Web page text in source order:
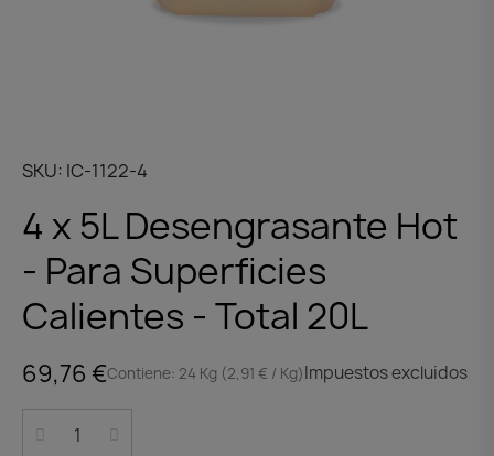
SKU IC-1122-4
4 x 5L Desengrasante Hot
- Para Superficies
Calientes - Total 20L
69,76 €Contiene: 24 Kg (2,91 € / Kg)Impuestos excluidos